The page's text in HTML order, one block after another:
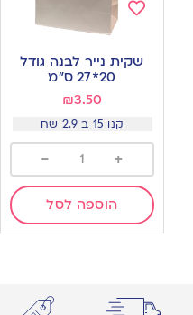
to
wishlist
שקית נייר לבנה גודל
20*27 ס”מ
₪3.50
קנו 15 ב 2.9 שח
+
-
הוספה לסל